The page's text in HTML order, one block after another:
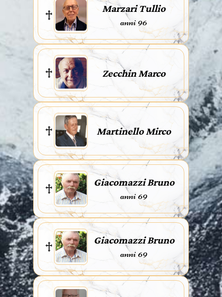
Marzari Tullio
anni 96
Zecchin Marco
Martinello Mirco
Giacomazzi Bruno
anni 69
Giacomazzi Bruno
anni 69